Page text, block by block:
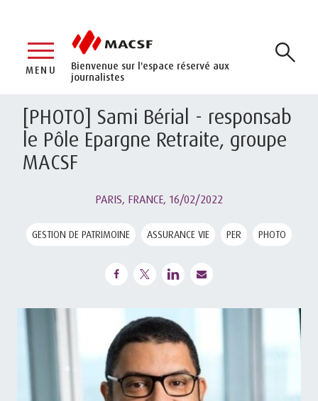
Bienvenue sur l'espace réservé aux
journalistes
MENU
[PHOTO] Sami Bérial - responsab
le Pôle Epargne Retraite, groupe
MACSF
PARIS, FRANCE, 16/02/2022
GESTION DE PATRIMOINE ASSURANCE VIE PER PHOTO